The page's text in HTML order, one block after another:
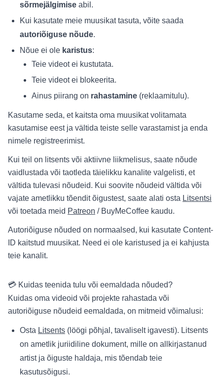
sõrmejälgimise abil.
Kui kasutate meie muusikat tasuta, võite saada
autoriõiguse nõude.
Nõue ei ole karistus:
Teie videot ei kustutata.
Teie videot ei blokeerita.
Ainus piirang on rahastamine (reklaamitulu).
Kasutame seda, et kaitsta oma muusikat volitamata
kasutamise eest ja vältida teiste selle varastamist ja enda
nimele registreerimist.
Kui teil on litsents või aktiivne liikmelisus, saate nõude
vaidlustada või taotleda täielikku kanalite valgelisti, et
vältida tulevasi nõudeid. Kui soovite nõudeid vältida või
vajate ametlikku tõendit õigustest, saate alati osta Litsentsi
või toetada meid Patreon / BuyMeCoffee kaudu.
Autoriõiguse nõuded on normaalsed, kui kasutate Content-
ID kaitstud muusikat. Need ei ole karistused ja ei kahjusta
teie kanalit.
💳 Kuidas teenida tulu või eemaldada nõuded?
Kuidas oma videoid või projekte rahastada või
autoriõiguse nõudeid eemaldada, on mitmeid võimalusi:
Osta Litsents (löögi põhjal, tavaliselt igavesti). Litsents
on ametlik juriidiline dokument, mille on allkirjastanud
artist ja õiguste haldaja, mis tõendab teie
kasutusõigusi.